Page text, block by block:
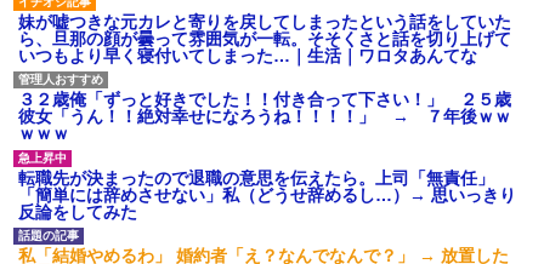
妹が嘘つきな元カレと寄りを戻してしまったという話をしていた
ら、旦那の顔が曇って雰囲気が一転。そそくさと話を切り上げて
いつもより早く寝付いてしまった…｜生活｜ワロタあんてな
３２歳俺「ずっと好きでした！！付き合って下さい！」 ２５歳
彼女「うん！！絶対幸せになろうね！！！！」 → ７年後ｗｗ
ｗｗｗ
転職先が決まったので退職の意思を伝えたら。上司「無責任」
「簡単には辞めさせない」私（どうせ辞めるし…）→ 思いっきり
反論をしてみた
私「結婚やめるわ」 婚約者「え？なんでなんで？」 → 放置した